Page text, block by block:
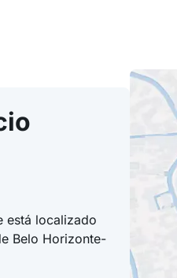
está localizado
Belo Horizonte-